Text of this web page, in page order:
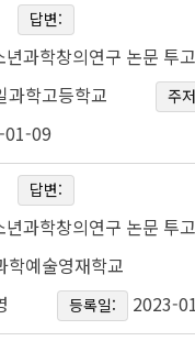
답변:
년과학창의연구 논문 투
과학고등학교 주
01-09
답변:
년과학창의연구 논문 투
학예술영재학교
등록일: 2023-